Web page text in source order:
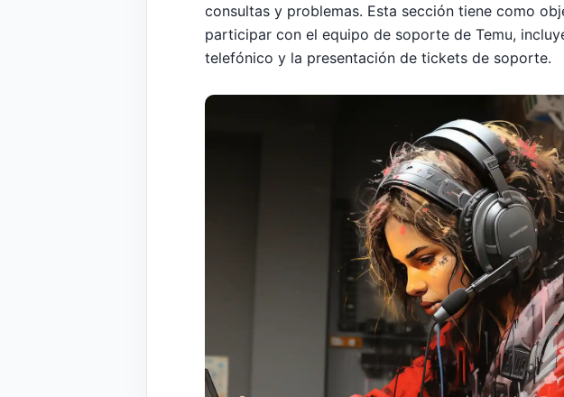
consultas y problemas. Esta sección tiene como
participar con el equipo de soporte de Temu,
telefónico y la presentación de tickets de soporte.